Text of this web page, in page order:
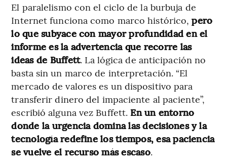
El paralelismo con el ciclo de la burbuja de
Internet funciona como marco histórico,pero
lo que subyace con mayor profundidad en el
informe es la advertencia que recorre las
ideas de Buffett. La lógica de anticipación no
basta sin un marco de interpretación. “El
mercado de valores es un dispositivo para
transferir dinero del impaciente al paciente”,
escribió alguna vez Buffett. En un entorno
donde la urgencia domina las decisiones y la
tecnología redefine los tiempos, esa paciencia
se vuelve el recurso más escaso.